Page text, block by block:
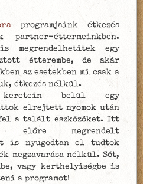
programjaink étkezés
partner-éttermeinkben.
megrendelhetitek egy
étterembe, de akár
az esetekben mi csak a
étkezés nélkül.
belül egy
elrejtett nyomok után
a talált eszközöket. Itt
előre megrendelt
is nyugodtan el tudtok
megzavarása nélkül. Sőt,
vagy kerthelyiségbe is
a programot!